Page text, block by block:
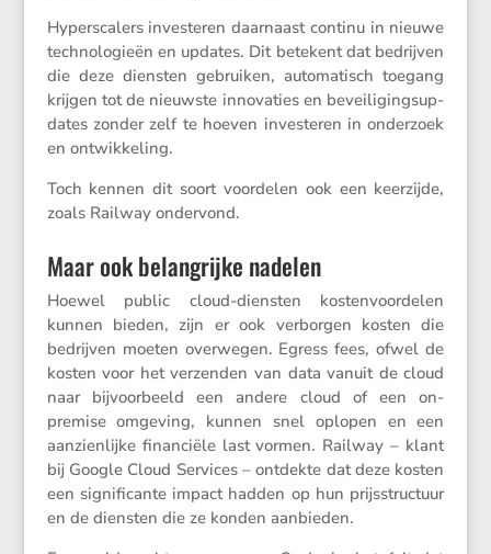
Hypers­ca­lers inves­teren daarnaast continu in nieuwe
techno­lo­gieën en updates. Dit betekent dat bedrijven
die deze diensten gebruiken, automa­tisch toegang
krijgen tot de nieuwste innova­ties en bevei­li­ging­sup­
dates zonder zelf te hoeven inves­teren in onder­zoek
en ontwikkeling.
Toch kennen dit soort voordelen ook een keerzijde,
zoals Railway ondervond.
Maar ook belangrijke nadelen
Hoewel public cloud-diensten kosten­voor­delen
kunnen bieden, zijn er ook verborgen kosten die
bedrijven moeten overwegen. Egress fees, ofwel de
kosten voor het verzenden van data vanuit de cloud
naar bijvoor­beeld een andere cloud of een on-
premise omgeving, kunnen snel oplopen en een
aanzien­lijke finan­ciële last vormen. Railway – klant
bij Google Cloud Services – ontdekte dat deze kosten
een signi­fi­cante impact hadden op hun prijs­struc­tuur
en de diensten die ze konden aanbieden.